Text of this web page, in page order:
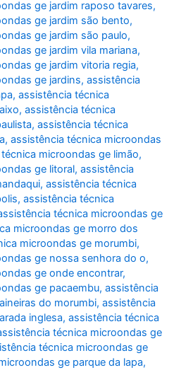
ge jardim raposo tavares,
ge jardim são bento,
ge jardim são paulo,
ge jardim vila mariana,
ge jardim vitoria regia,
ge jardins,assistência
,assistência técnica
,assistência técnica
,assistência técnica
,assistência técnica microondas
microondas ge limão,
ge litoral,assistência
,assistência técnica
,assistência técnica
técnica microondas ge
microondas ge morro dos
microondas ge morumbi,
ge nossa senhora do o,
ge onde encontrar,
ge pacaembu,assistência
do morumbi,assistência
inglesa,assistência técnica
técnica microondas ge
técnica microondas ge
ge parque da lapa,